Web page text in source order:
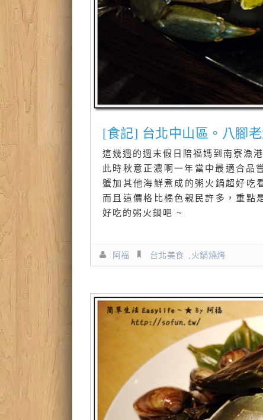
[食記] 台北中山區。八腳
這幾週的週末假日陪福媽到南寮漁
此時秋意正濃啊一年當中最適合品
蟹加其他海鮮煮成的粥火鍋超好吃
而且這價格比橘色親民許多，重點
好吃的粥火鍋吧 ~
阿福 台北美食 火鍋燒烤